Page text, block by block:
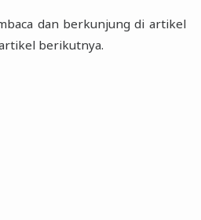
dan berkunjung di artikel
berikutnya.‎